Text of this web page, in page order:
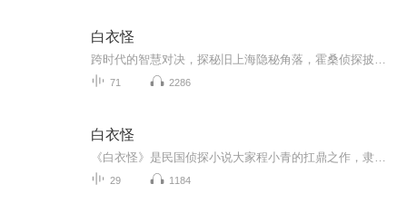
白衣怪
71 2286
白衣怪
29 1184